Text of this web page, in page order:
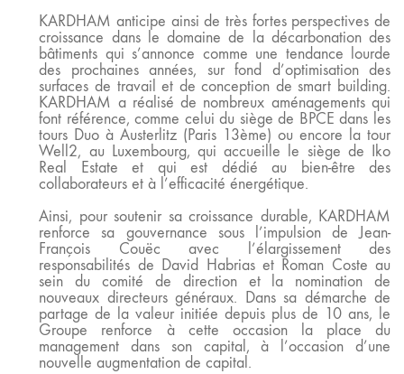
KARDHAM anticipe ainsi de très fortes perspectives de
croissance dans le domaine de la décarbonation des
bâtiments qui s’annonce comme une tendance lourde
des prochaines années, sur fond d’optimisation des
surfaces de travail et de conception de smart building.
KARDHAM a réalisé de nombreux aménagements qui
font référence, comme celui du siège de BPCE dans les
tours Duo à Austerlitz (Paris 13ème) ou encore la tour
Well2, au Luxembourg, qui accueille le siège de Iko
Real Estate et qui est dédié au bien-être des
collaborateurs et à l’efficacité énergétique.
Ainsi, pour soutenir sa croissance durable, KARDHAM
renforce sa gouvernance sous l’impulsion de Jean-
François Couëc avec l’élargissement des
responsabilités de David Habrias et Roman Coste au
sein du comité de direction et la nomination de
nouveaux directeurs généraux. Dans sa démarche de
partage de la valeur initiée depuis plus de 10 ans, le
Groupe renforce à cette occasion la place du
management dans son capital, à l’occasion d’une
nouvelle augmentation de capital.